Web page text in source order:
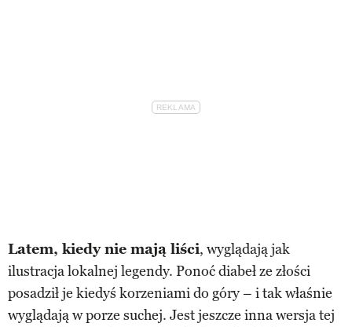
Latem, kiedy nie mają liści, wyglądają jak
ilustracja lokalnej legendy. Ponoć diabeł ze złości
posadził je kiedyś korzeniami do góry – i tak właśnie
wyglądają w porze suchej. Jest jeszcze inna wersja tej